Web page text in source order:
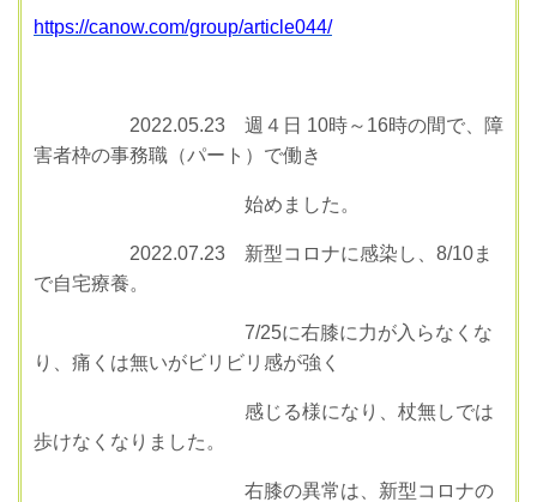
https://canow.com/group/article044/
2022.05.23 週４日 10時～16時の間で、障
害者枠の事務職（パート）で働き
始めました。
2022.07.23 新型コロナに感染し、8/10ま
で自宅療養。
7/25に右膝に力が入らなくな
り、痛くは無いがビリビリ感が強く
感じる様になり、杖無しでは
歩けなくなりました。
右膝の異常は、新型コロナの